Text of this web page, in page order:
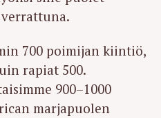
700 poimijan kiintiö,
rapiat 500.
900–1000
marjapuolen